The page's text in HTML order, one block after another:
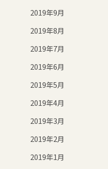
2019年9月
2019年8月
2019年7月
2019年6月
2019年5月
2019年4月
2019年3月
2019年2月
2019年1月